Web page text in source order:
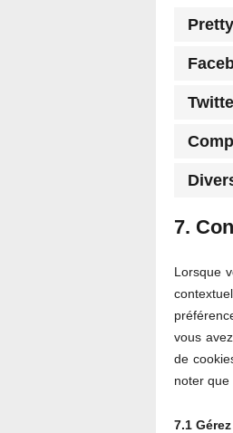
7.
Lorsque
vous
de
noter que
7.1